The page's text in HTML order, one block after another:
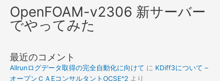
OpenFOAM-v2306 新サーバー
でやってみた
最近のコメント
Allrunログデータ取得の完全自動化に向けて に KDiff3について –
オープンＣＡEコンサルタントOCSE^2 より